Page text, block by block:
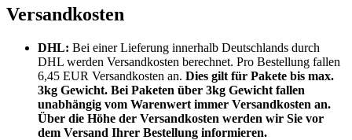
Versandkosten
DHL: Bei einer Lieferung innerhalb Deutschlands durch
DHL werden Versandkosten berechnet. Pro Bestellung fallen
6,45 EUR Versandkosten an. Dies gilt für Pakete bis max.
3kg Gewicht. Bei Paketen über 3kg Gewicht fallen
unabhängig vom Warenwert immer Versandkosten an.
Über die Höhe der Versandkosten werden wir Sie vor
dem Versand Ihrer Bestellung informieren.